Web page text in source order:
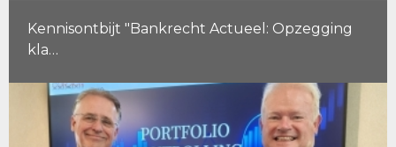
Kennisontbijt "Bankrecht Actueel: Opzegging
kla…